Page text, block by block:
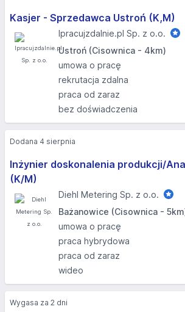
Kasjer - Sprzedawca Ustroń (K,M)
Ipracujzdalnie.pl Sp. z o.o.
Ustroń (Cisownica - 4km)
umowa o pracę
rekrutacja zdalna
praca od zaraz
bez doświadczenia
Inżynier doskonalenia produkcji/
(K/M)
Diehl Metering Sp. z o.o.
Bażanowice (Cisownica -
umowa o pracę
praca hybrydowa
praca od zaraz
wideo
Dodana 4 sierpnia
Wygasa za 2 dni